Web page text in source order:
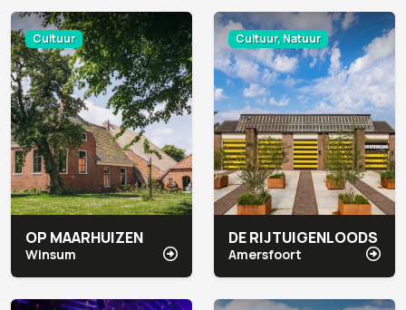
Cultuur
OP MAARHUIZEN
Winsum
Cultuur, Natuur
DE RIJTUIGENLOODS
Amersfoort